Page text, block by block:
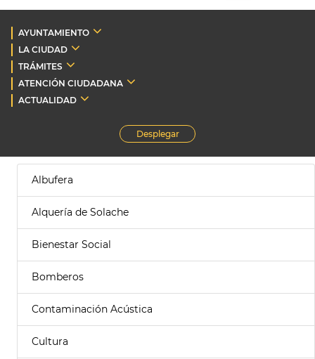
AYUNTAMIENTO
LA CIUDAD
TRÁMITES
ATENCIÓN CIUDADANA
ACTUALIDAD
Desplegar
Albufera
Alquería de Solache
Bienestar Social
Bomberos
Contaminación Acústica
Cultura